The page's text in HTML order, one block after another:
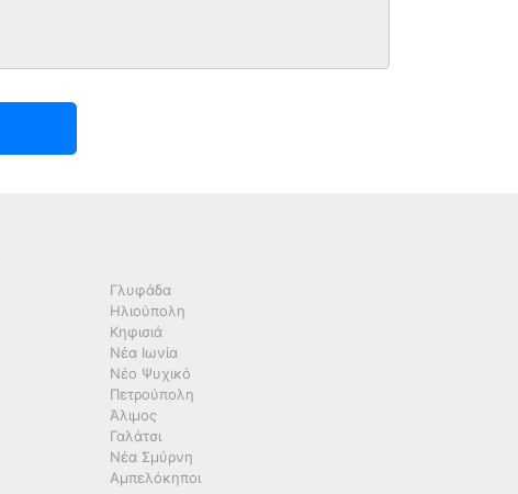
Γλυφάδα
Ηλιούπολη
Κηφισιά
Νέα Ιωνία
Νέο Ψυχικό
Πετρούπολη
Άλιμος
Γαλάτσι
Νέα Σμύρνη
Αμπελόκηποι